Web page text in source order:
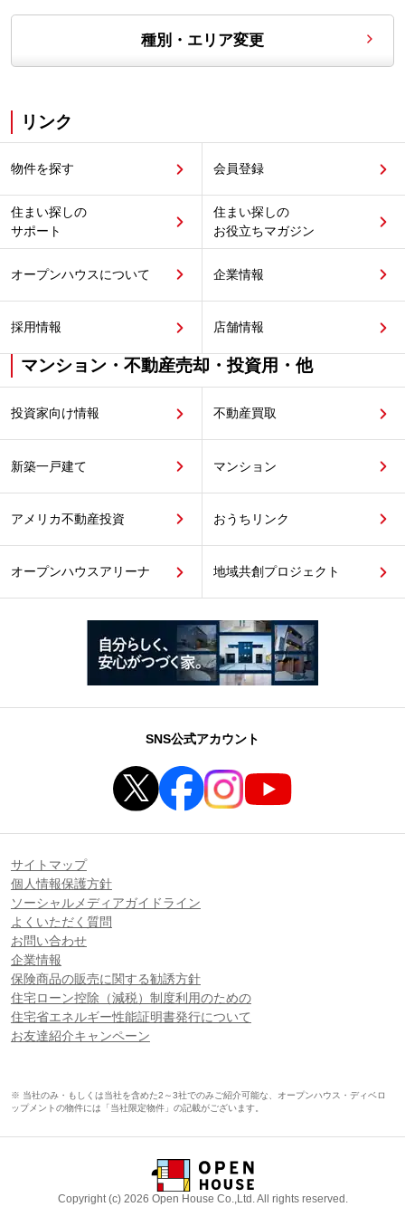
種別・エリア変更
リンク
物件を探す 会員登録
住まい探しの
サポート
住まい探しの
お役立ちマガジン
オープンハウスについて 企業情報
採用情報 店舗情報
マンション・不動産売却・投資用・他
投資家向け情報 不動産買取
新築一戸建て マンション
アメリカ不動産投資 おうちリンク
オープンハウスアリーナ 地域共創プロジェクト
SNS公式アカウント
サイトマップ
個人情報保護方針
ソーシャルメディアガイドライン
よくいただく質問
お問い合わせ
企業情報
保険商品の販売に関する勧誘方針
住宅ローン控除（減税）制度利用のための
住宅省エネルギー性能証明書発行について
お友達紹介キャンペーン
※ 当社のみ・もしくは当社を含めた2～3社でのみご紹介可能な、オープンハウス・ディベロ
ップメントの物件には「当社限定物件」の記載がございます。
Copyright (c) 2026 Open House Co.,Ltd. All rights reserved.